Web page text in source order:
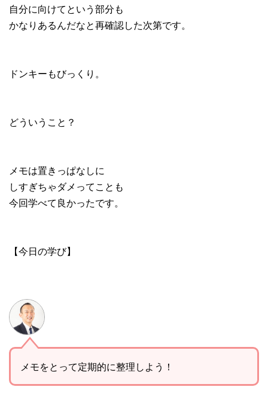
自分に向けてという部分も
かなりあるんだなと再確認した次第です。
ドンキーもびっくり。
どういうこと？
メモは置きっぱなしに
しすぎちゃダメってことも
今回学べて良かったです。
【今日の学び】
メモをとって定期的に整理しよう！